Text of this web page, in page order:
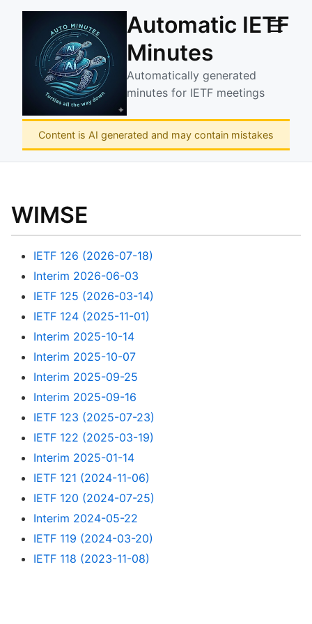
Automatic IETF
Minutes
Automatically generated
minutes for IETF meetings
☰
Content is AI generated and may contain mistakes
WIMSE
IETF 126 (2026-07-18)
Interim 2026-06-03
IETF 125 (2026-03-14)
IETF 124 (2025-11-01)
Interim 2025-10-14
Interim 2025-10-07
Interim 2025-09-25
Interim 2025-09-16
IETF 123 (2025-07-23)
IETF 122 (2025-03-19)
Interim 2025-01-14
IETF 121 (2024-11-06)
IETF 120 (2024-07-25)
Interim 2024-05-22
IETF 119 (2024-03-20)
IETF 118 (2023-11-08)